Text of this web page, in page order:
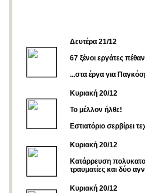
Δευτέρα 21/12
67 ξένοι εργάτες
...στα έργα για
Kυριακή 20/12
Το μέλλον ήλθε!
Εστιατόριο σερβίρει
Κυριακή 20/12
Κατάρρευση
τραυματίες και δύο
Κυριακή 20/12